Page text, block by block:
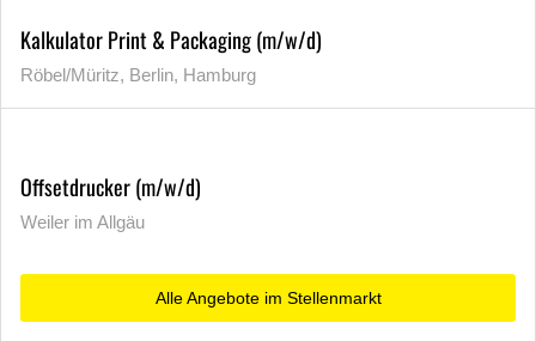
Kalkulator Print & Packaging (m/w/d)
Röbel/Müritz, Berlin, Hamburg
Offsetdrucker (m/w/d)
Weiler im Allgäu
Alle Angebote im Stellenmarkt